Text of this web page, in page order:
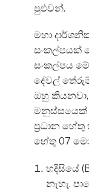
පුළුවන්.
මහා
සංකල්පයක්
සංකල්පය
දේවල්
ඔහු
මනුස්සයෙක්
ප්‍රධාන
හේතු 07
හදිසියේ
නැහැ.